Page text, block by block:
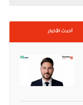
أحدث الأخبار